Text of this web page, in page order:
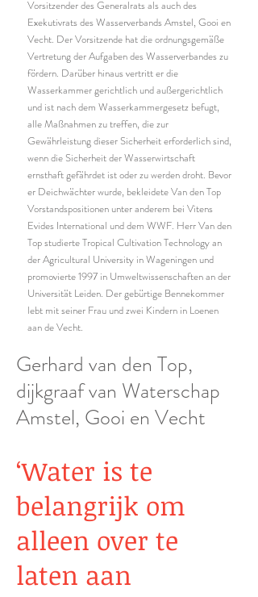
Vorsitzender des Generalrats als auch des
Exekutivrats des Wasserverbands Amstel, Gooi en
Vecht. Der Vorsitzende hat die ordnungsgemäße
Vertretung der Aufgaben des Wasserverbandes zu
fördern. Darüber hinaus vertritt er die
Wasserkammer gerichtlich und außergerichtlich
und ist nach dem Wasserkammergesetz befugt,
alle Maßnahmen zu treffen, die zur
Gewährleistung dieser Sicherheit erforderlich sind,
wenn die Sicherheit der Wasserwirtschaft
ernsthaft gefährdet ist oder zu werden droht. Bevor
er Deichwächter wurde, bekleidete Van den Top
Vorstandspositionen unter anderem bei Vitens
Evides International und dem WWF. Herr Van den
Top studierte Tropical Cultivation Technology an
der Agricultural University in Wageningen und
promovierte 1997 in Umweltwissenschaften an der
Universität Leiden. Der gebürtige Bennekommer
lebt mit seiner Frau und zwei Kindern in Loenen
aan de Vecht.
Gerhard van den Top,
dijkgraaf van Waterschap
Amstel, Gooi en Vecht
‘Water is te
belangrijk om
alleen over te
laten aan